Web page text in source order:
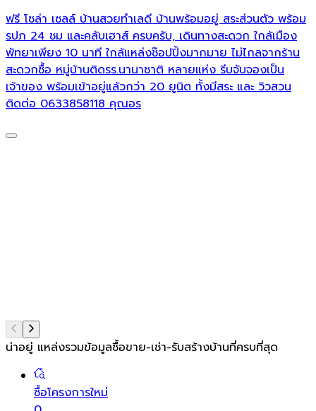
ฟรี โซล่า เซลล์ บ้านสวยทำเลดี บ้านพร้อมอยู่ สระส่วนตัว พร้อม
รปภ 24 ชม และคลับเฮาส์ ครบครับ, เดินทางสะดวก ใกล้เมือง
พัทยาเพียง 10 นาที ใกล้แหล่งช๊อปปิ้งมากมาย ไม่ไกลจากร้าน
สะดวกซื้อ หมู่บ้านติดรร.นานาชาติ หลายแห่ง รีบจับจองเป็น
เจ้าของ พร้อมเข้าอยู่แล้วกว่า 20 ยูนิต ทั้งมีสระ และ วิวสวน
ติดต่อ 0633858118 คุณอร
น่าอยู่ แหล่งรวมข้อมูลซื้อขาย-เช่า-รับสร้างบ้านที่ครบที่สุด
ซื้อโครงการใหม่